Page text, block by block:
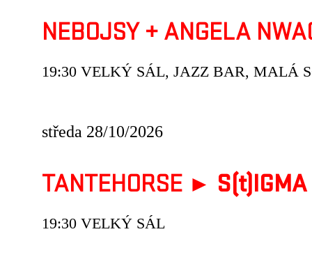
NEBOJSY + ANGELA
19:30 VELKÝ SÁL, JAZZ BAR, MALÁ
středa 28/10/2026
TANTEHORSE ► S(t)IGMA
19:30 VELKÝ SÁL